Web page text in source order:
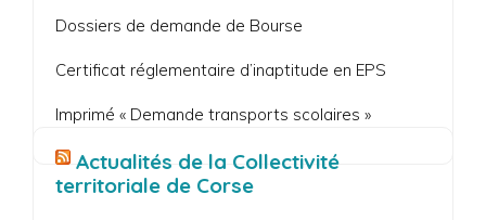
Dossiers de demande de Bourse
Certificat réglementaire d’inaptitude en EPS
Imprimé « Demande transports scolaires »
Actualités de la Collectivité
territoriale de Corse